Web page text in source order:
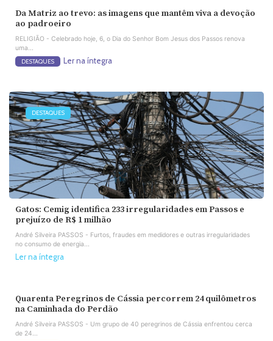
Da Matriz ao trevo: as imagens que mantêm viva a devoção
ao padroeiro
RELIGIÃO - Celebrado hoje, 6, o Dia do Senhor Bom Jesus dos Passos renova
uma...
DESTAQUES Ler na íntegra
DESTAQUES
Gatos: Cemig identifica 233 irregularidades em Passos e
prejuízo de R$ 1 milhão
André Silveira PASSOS - Furtos, fraudes em medidores e outras irregularidades
no consumo de energia...
Ler na íntegra
Quarenta Peregrinos de Cássia percorrem 24 quilômetros
na Caminhada do Perdão
André Silveira PASSOS - Um grupo de 40 peregrinos de Cássia enfrentou cerca
de 24...